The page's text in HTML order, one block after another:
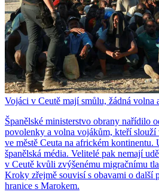
Vojáci v Ceutě mají smůlu, žádná volna
Španělské ministerstvo obrany nařídilo
povolenky a volna vojákům, kteří slouží
ve městě Ceuta na africkém
španělská média. Velitelé pak nemají
v Ceutě kvůli zvýšenému migračnímu
Kroky zřejmě souvisí s obavami o další
hranice s Marokem.